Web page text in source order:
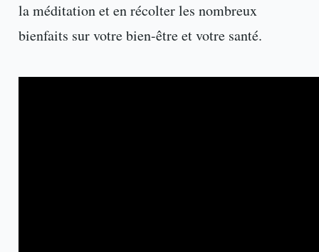
la méditation et en récolter les nombreux
bienfaits sur votre bien-être et votre santé.